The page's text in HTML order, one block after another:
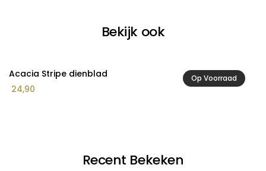
Bekijk ook
Op Voorraad
Acacia Stripe dienblad
24,90
Recent Bekeken